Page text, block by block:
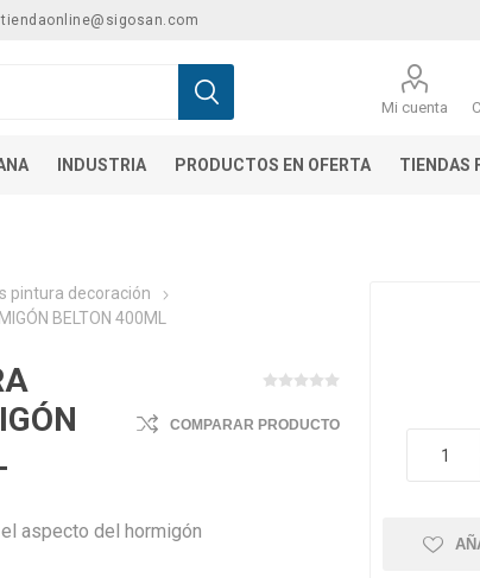
tiendaonline@sigosan.com
Mi cuenta
INDUSTRIA PRODUCTOS EN OFERTA TIENDAS
pintura decoración
BELTON 400ML
COMPARAR PRODUCTO
aspecto del hormigón